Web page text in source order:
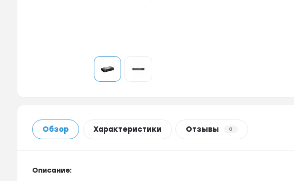
Обзор Характеристики Отзывы 0
Описание: